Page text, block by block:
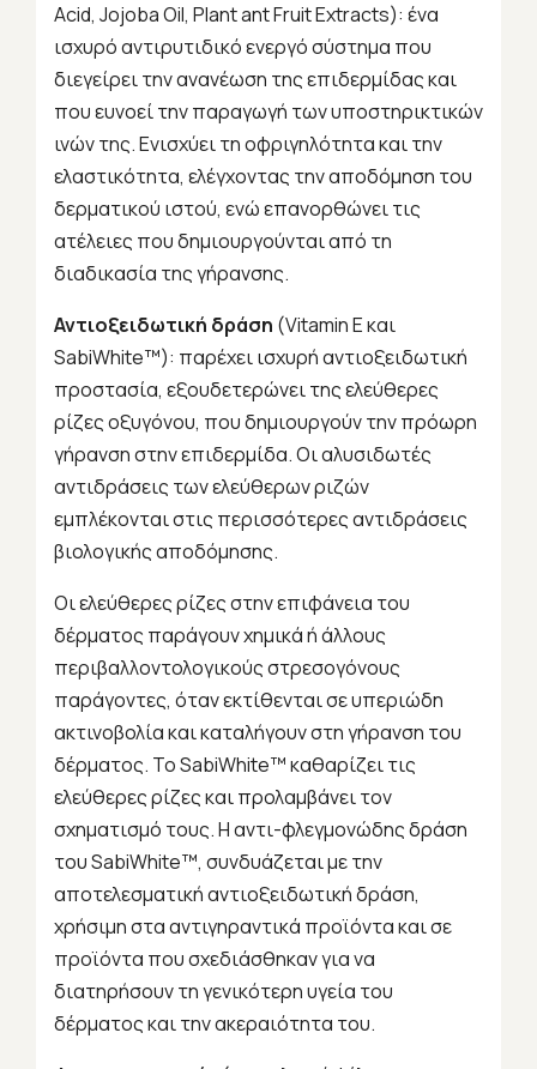
Acid, Jojoba Oil, Plant ant Fruit Extracts): ένα
ισχυρό αντιρυτιδικό ενεργό σύστημα που
διεγείρει την ανανέωση της επιδερμίδας και
που ευνοεί την παραγωγή των υποστηρικτικών
ινών της. Ενισχύει τη οφριγηλότητα και την
ελαστικότητα, ελέγχοντας την αποδόμηση του
δερματικού ιστού, ενώ επανορθώνει τις
ατέλειες που δημιουργούνται από τη
διαδικασία της γήρανσης.
Αντιοξειδωτική δράση (Vitamin Ε και
SabiWhite™): παρέχει ισχυρή αντιοξειδωτική
προστασία, εξουδετερώνει της ελεύθερες
ρίζες οξυγόνου, που δημιουργούν την πρόωρη
γήρανση στην επιδερμίδα. Οι αλυσιδωτές
αντιδράσεις των ελεύθερων ριζών
εμπλέκονται στις περισσότερες αντιδράσεις
βιολογικής αποδόμησης.
Οι ελεύθερες ρίζες στην επιφάνεια του
δέρματος παράγουν χημικά ή άλλους
περιβαλλοντολογικούς στρεσογόνους
παράγοντες, όταν εκτίθενται σε υπεριώδη
ακτινοβολία και καταλήγουν στη γήρανση του
δέρματος. To SabiWhite™ καθαρίζει τις
ελεύθερες ρίζες και προλαμβάνει τον
σχηματισμό τους. Η αντι-φλεγμονώδης δράση
του SabiWhite™, συνδυάζεται με την
αποτελεσματική αντιοξειδωτική δράση,
χρήσιμη στα αντιγηραντικά προϊόντα και σε
προϊόντα που σχεδιάσθηκαν για να
διατηρήσουν τη γενικότερη υγεία του
δέρματος και την ακεραιότητα του.